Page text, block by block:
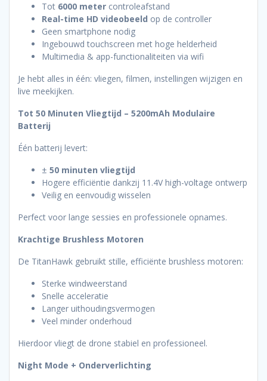
Tot 6000 meter controleafstand
Real-time HD videobeeld op de controller
Geen smartphone nodig
Ingebouwd touchscreen met hoge helderheid
Multimedia & app-functionaliteiten via wifi
Je hebt alles in één: vliegen, filmen, instellingen wijzigen en
live meekijken.
Tot 50 Minuten Vliegtijd – 5200mAh Modulaire
Batterij
Één batterij levert:
± 50 minuten vliegtijd
Hogere efficiëntie dankzij 11.4V high-voltage ontwerp
Veilig en eenvoudig wisselen
Perfect voor lange sessies en professionele opnames.
Krachtige Brushless Motoren
De TitanHawk gebruikt stille, efficiënte brushless motoren:
Sterke windweerstand
Snelle acceleratie
Langer uithoudingsvermogen
Veel minder onderhoud
Hierdoor vliegt de drone stabiel en professioneel.
Night Mode + Onderverlichting